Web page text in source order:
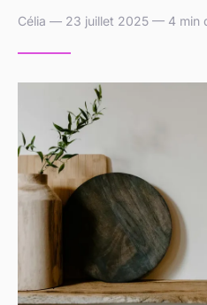
Célia — 23 juillet 2025 — 4 min